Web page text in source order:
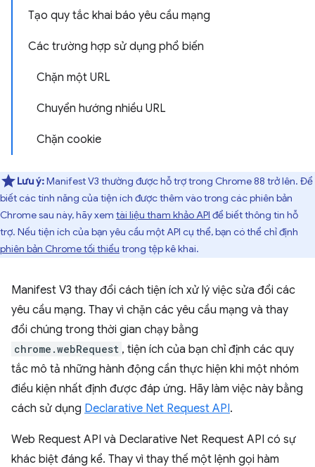
Tạo quy tắc khai báo yêu cầu mạng
Các trường hợp sử dụng phổ biến
Chặn một URL
Chuyển hướng nhiều URL
Chặn cookie
Lưu ý:Manifest V3 thường được hỗ trợ trong Chrome 88 trở lên. Để
biết các tính năng của tiện ích được thêm vào trong các phiên bản
Chrome sau này, hãy xem tài liệu tham khảo API để biết thông tin hỗ
trợ. Nếu tiện ích của bạn yêu cầu một API cụ thể, bạn có thể chỉ định
phiên bản Chrome tối thiểu trong tệp kê khai.
Manifest V3 thay đổi cách tiện ích xử lý việc sửa đổi các
yêu cầu mạng. Thay vì chặn các yêu cầu mạng và thay
đổi chúng trong thời gian chạy bằng
chrome.webRequest , tiện ích của bạn chỉ định các quy
tắc mô tả những hành động cần thực hiện khi một nhóm
điều kiện nhất định được đáp ứng. Hãy làm việc này bằng
cách sử dụng Declarative Net Request API.
Web Request API và Declarative Net Request API có sự
khác biệt đáng kể. Thay vì thay thế một lệnh gọi hàm